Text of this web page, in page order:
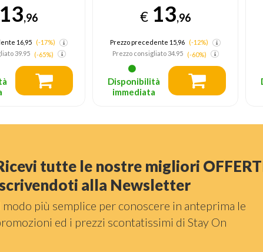
13,96
16,95
(-17%)
39.95 (-65%)
€ 13,96
Prezzo precedente 15,96
(-12%)
Prezzo consigliato34.95 (-60%)
Disponibilità
immediata
tutte le nostre migliori
alla Newsletter
modo più semplice per conoscere in anteprima le
ed i prezzi scontatissimi di Stay On